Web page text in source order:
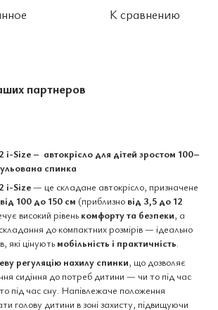
К сравнению
партнеров
Size – автокрісло для дітей зростом 100–
спинка
i-Size— це складане автокрісло, призначене
від 100 до 150 см (приблизно від 3,5 до 12
високий рівень комфорту та безпеки, а
до компактних розмірів — ідеально
які цінують мобільність і практичність.
регуляцію нахилу спинки, що дозволяє
сидіння до потреб дитини — чи то під час
то під час сну. Напівлежаче положення
голову дитини в зоні захисту, підвищуючи